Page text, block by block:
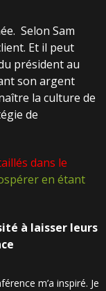
Selon Sam
Et il peut
président au
son argent
la culture de
de
dans le
en étant
à laisser leurs
m’a inspiré. Je